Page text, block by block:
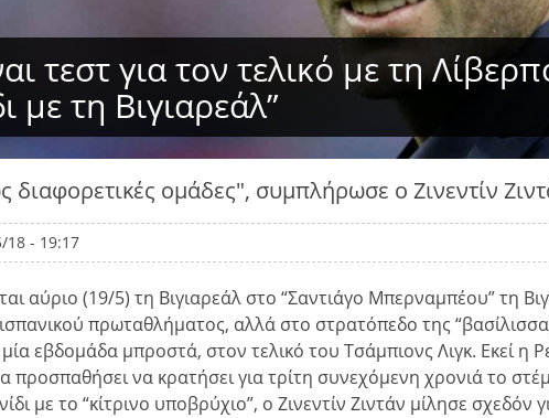
τεστ για τον τελικό με τη
με τη Βιγιαρεάλ”
διαφορετικές ομάδες", συμπλήρωσε ο Ζινεντίν
18 - 19:17
αύριο (19/5) τη Βιγιαρεάλ στο “Σαντιάγο Μπερναμπέου” τη
πρωταθλήματος, αλλά στο στρατόπεδο της
εβδομάδα μπροστά, στον τελικό του Τσάμπιονς Λιγκ. Εκεί η
προσπαθήσει να κρατήσει για τρίτη συνεχόμενη χρονιά το
με το “κίτρινο υποβρύχιο”, ο Ζινεντίν Ζιντάν μίλησε σχεδόν